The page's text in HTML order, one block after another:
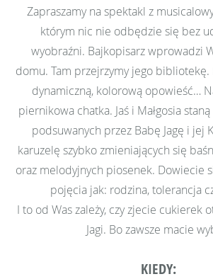
Zapraszamy na spektakl z
którym nic nie odbędzie się bez
wyobraźni. Bajkopisarz wprowadzi
domu. Tam przejrzymy jego bibliotekę.
dynamiczną, kolorową opowieść…
piernikowa chatka. Jaś i Małgosia
podsuwanych przez Babę Jagę i jej
karuzelę szybko zmieniających się
oraz melodyjnych piosenek. Dowiecie
pojęcia jak: rodzina, tolerancja
I to od Was zależy, czy zjecie cukierek
Jagi. Bo zawsze macie
KIEDY: